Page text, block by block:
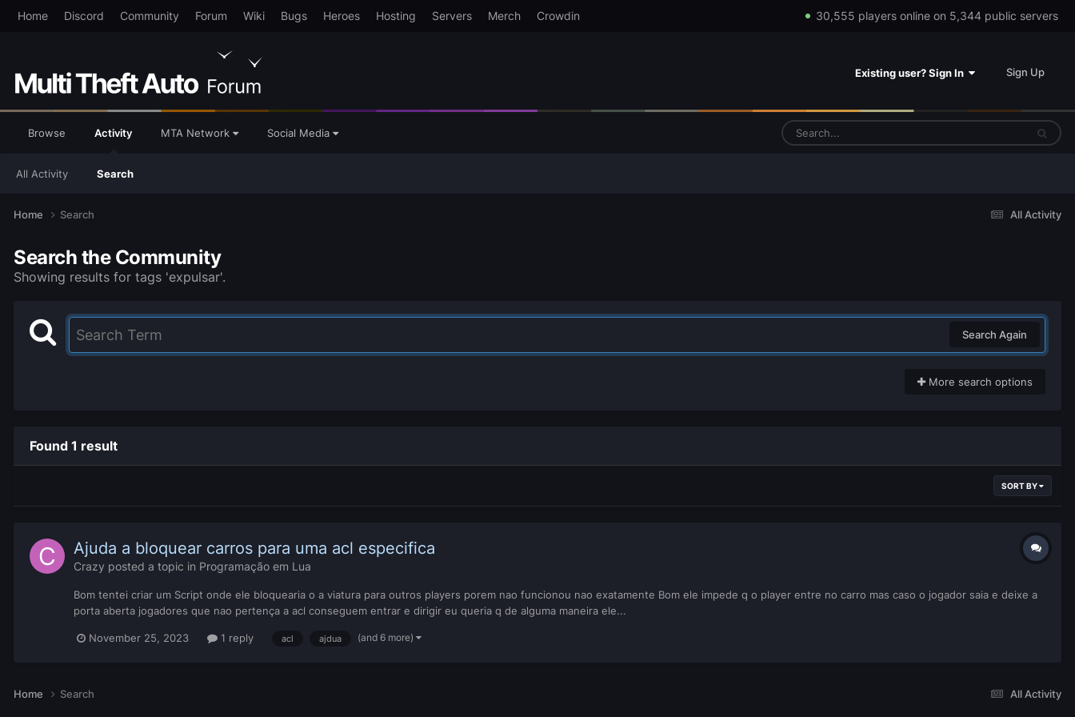
Home Discord Community Forum Wiki Bugs Heroes Hosting Servers Merch Crowdin 30,555 players online on 5,344 public servers
Existing user? Sign In Sign Up
Browse Activity
All Activity Search
MTA Network Social Media
All Activity
Home Search
Search the Community
Showing results for tags 'expulsar'.
Search Again
More search options
Found 1 result
SORT BY
Ajuda a bloquear carros para uma acl especifica
Crazy posted a topic in Programação em Lua
Bom tentei criar um Script onde ele bloquearia o a viatura para outros players porem nao funcionou nao exatamente Bom ele impede q o player entre no carro mas caso o jogador saia e deixe a
porta aberta jogadores que nao pertença a acl conseguem entrar e dirigir eu queria q de alguma maneira ele...
November 25, 2023 1 reply acl ajdua (and 6 more)
All Activity
Home Search